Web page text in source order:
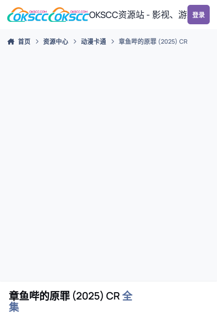
跳转到帖子
OKSCC资源站 - 影视、游戏、
登录
首页 资源中心 动漫卡通 章鱼哔的原罪 (2025) CR
章鱼哔的原罪 (2025) CR全
集